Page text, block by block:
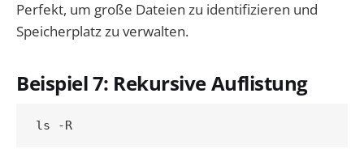
Perfekt, um große Dateien zu identifizieren und
Speicherplatz zu verwalten.
Beispiel 7: Rekursive Auflistung